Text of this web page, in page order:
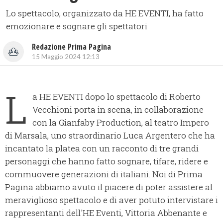
Lo spettacolo, organizzato da HE EVENTI, ha fatto
emozionare e sognare gli spettatori
Redazione Prima Pagina
15 Maggio 2024 12:13
L a HE EVENTI dopo lo spettacolo di Roberto
Vecchioni porta in scena, in collaborazione
con la Gianfaby Production, al teatro Impero
di Marsala, uno straordinario Luca Argentero che ha
incantato la platea con un racconto di tre grandi
personaggi che hanno fatto sognare, tifare, ridere e
commuovere generazioni di italiani. Noi di Prima
Pagina abbiamo avuto il piacere di poter assistere al
meraviglioso spettacolo e di aver potuto intervistare i
rappresentanti dell'HE Eventi, Vittoria Abbenante e